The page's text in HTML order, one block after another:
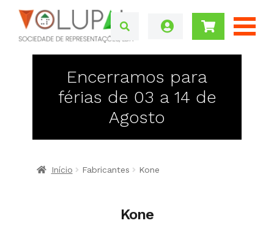
Encerramos para
férias de 03 a 14 de
Agosto
Início Fabricantes Kone
Kone